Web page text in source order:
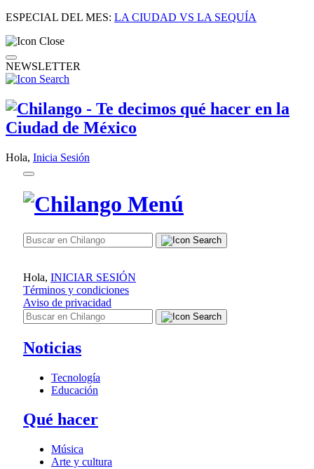
ESPECIAL DEL MES: LA CIUDAD VS LA SEQUÍA
NEWSLETTER
Hola, Inicia Sesión
Hola, INICIAR SESIÓN
Términos y condiciones
Aviso de privacidad
Noticias
Tecnología
Educación
Qué hacer
Música
Arte y cultura